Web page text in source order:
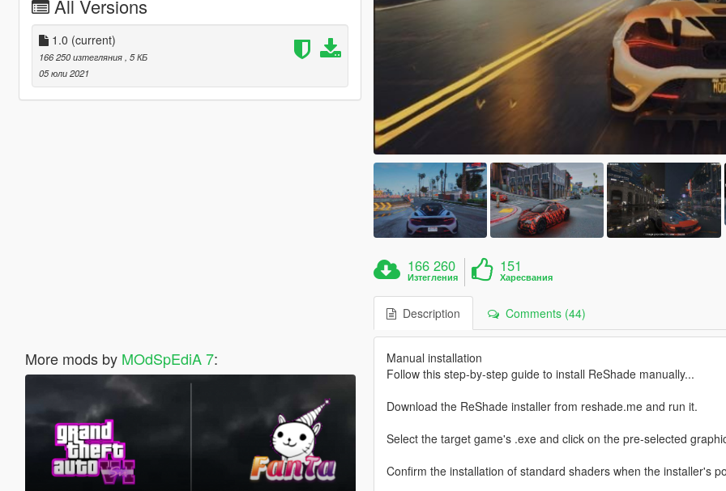
All Versions
1.0 (current)
166 250 изтегляния , 5 КБ
05 юли 2021
More mods by MOdSpEdiA 7:
166 260
Изтегления
151
Харесвания
Description Comments (44)
Manual installation
Follow this step-by-step guide to install ReShade manually...
Download the ReShade installer from reshade.me and run it.
Select the target game's .exe and click on the pre-selected
Confirm the installation of standard shaders when the installer's